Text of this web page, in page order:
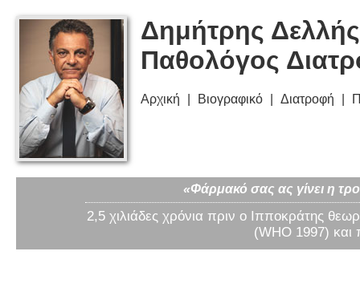
Δημήτρης
Παθολόγος
Αρχική Βιογραφικό Διατροφή
«Φάρμακό σας ας γίνει η
2,5 χιλιάδες χρόνια πριν ο Ιπποκράτης
(WHO 1997) και